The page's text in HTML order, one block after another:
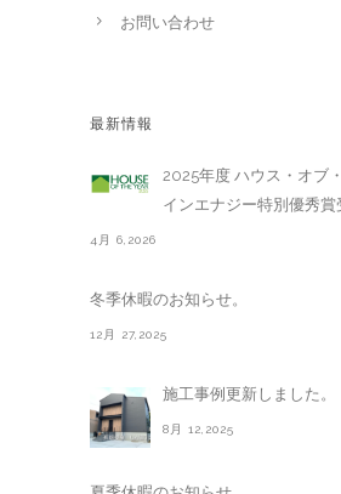
お問い合わせ
最新情報
2025年度 ハウス・オブ
インエナジー特別優秀
4月 6,2026
冬季休暇のお知らせ。
12月 27,2025
施工事例更新しました。
8月 12,2025